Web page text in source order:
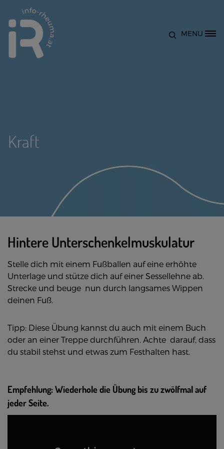
Site Logo MENU
Kraft
Hintere Unterschenkelmuskulatur
Stelle dich mit einem Fußballen auf eine erhöhte
Unterlage und stütze dich auf einer Sessellehne ab.
Strecke und beuge nun durch langsames Wippen
deinen Fuß.
Tipp: Diese Übung kannst du auch mit einem Buch
oder an einer Treppe durchführen. Achte darauf, dass
du stabil stehst und etwas zum Festhalten hast.
Empfehlung: Wiederhole die Übung bis zu zwölfmal auf
jeder Seite.